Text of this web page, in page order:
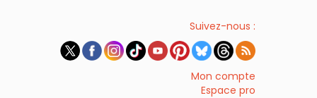
Suivez-nous :
Mon compte
Espace pro